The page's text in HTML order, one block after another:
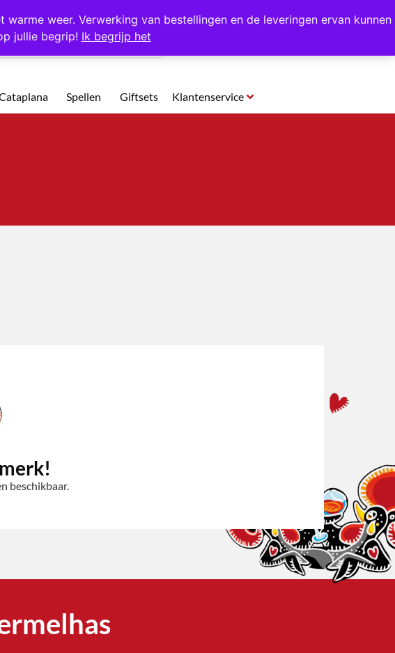
weer. Verwerking van bestellingen en de leveringen ervan kunnen
jullie begrip! Ik begrijp het
Gratis op te halen in Hansweert
Spellen Giftsets Klantenservice
beschikbaar.